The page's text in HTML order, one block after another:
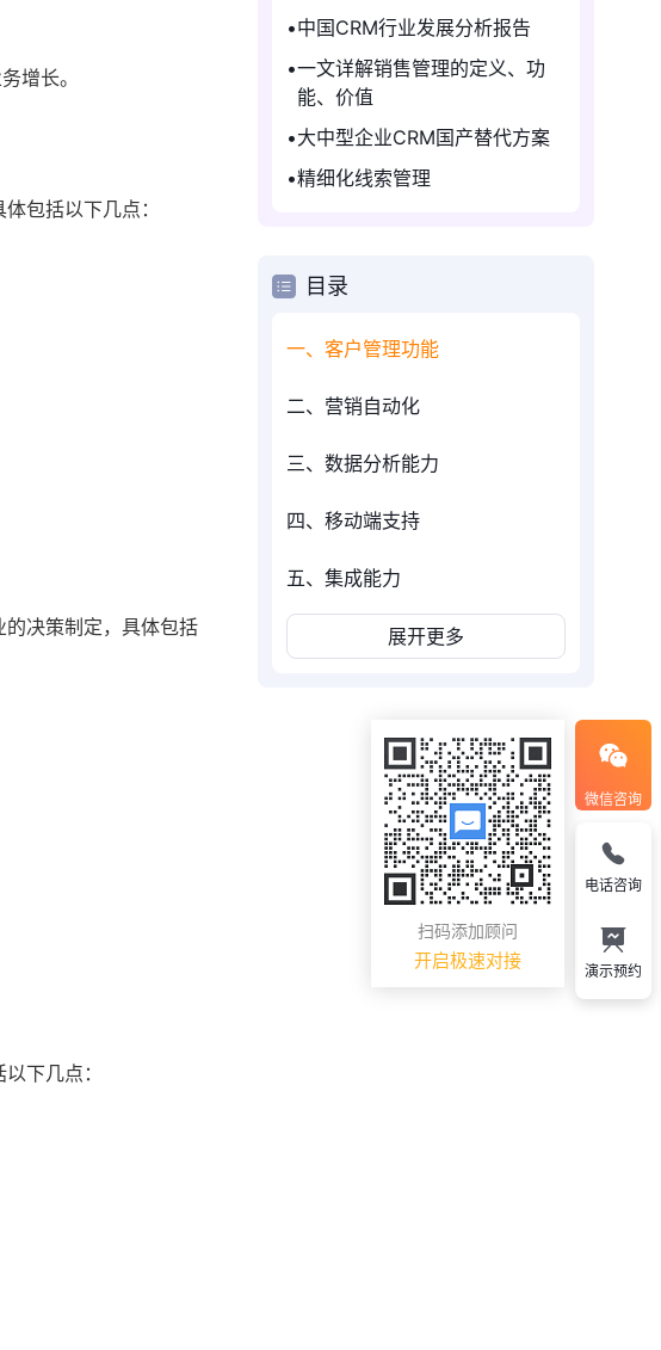
增长。
包括以下几点：
决策制定，具体包括
下几点：
中国CRM行业发展分析报告
一文详解销售管理的定义、功
能、价值
大中型企业CRM国产替代方案
精细化线索管理
目录
一、客户管理功能
二、营销自动化
三、数据分析能力
四、移动端支持
五、集成能力
展开更多
微信咨询
扫码添加顾问
开启极速对接
电话咨询
演示预约